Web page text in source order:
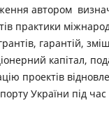
автором
практики
гарантій,
капітал,
проектів
України під